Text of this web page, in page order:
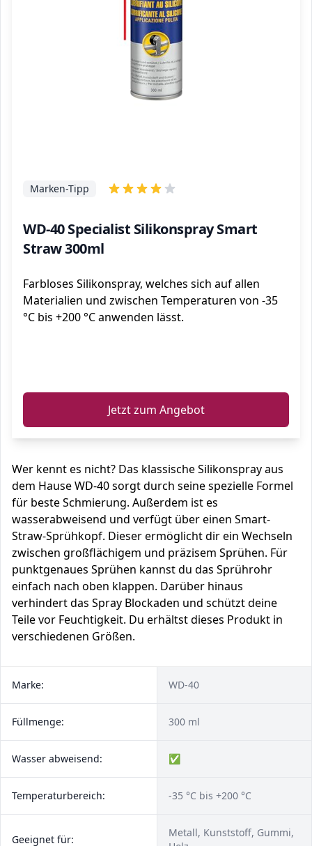
WD-40 Specialist Silikonspray Smart
Straw 300ml
Marken-Tipp
Farbloses Silikonspray, welches sich auf allen
Materialien und zwischen Temperaturen von -35
°C bis +200 °C anwenden lässt.
Jetzt zum Angebot
Wer kennt es nicht? Das klassische Silikonspray aus
dem Hause WD-40 sorgt durch seine spezielle Formel
für beste Schmierung. Außerdem ist es
wasserabweisend und verfügt über einen Smart-
Straw-Sprühkopf. Dieser ermöglicht dir ein Wechseln
zwischen großflächigem und präzisem Sprühen. Für
punktgenaues Sprühen kannst du das Sprührohr
einfach nach oben klappen. Darüber hinaus
verhindert das Spray Blockaden und schützt deine
Teile vor Feuchtigkeit. Du erhältst dieses Produkt in
verschiedenen Größen.
Marke: WD-40
Füllmenge: 300 ml
Wasser abweisend: ✅
Temperaturbereich: -35 °C bis +200 °C
Geeignet für:
Metall, Kunststoff, Gummi,